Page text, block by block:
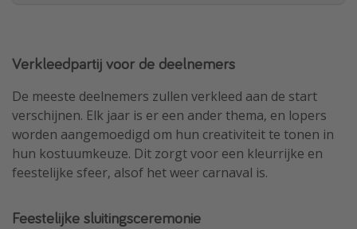
Verkleedpartij voor de deelnemers
De meeste deelnemers zullen verkleed aan de start
verschijnen. Elk jaar is er een ander thema, en lopers
worden aangemoedigd om hun creativiteit te tonen in
hun kostuumkeuze. Dit zorgt voor een kleurrijke en
feestelijke sfeer, alsof het weer carnaval is.
Feestelijke sluitingsceremonie